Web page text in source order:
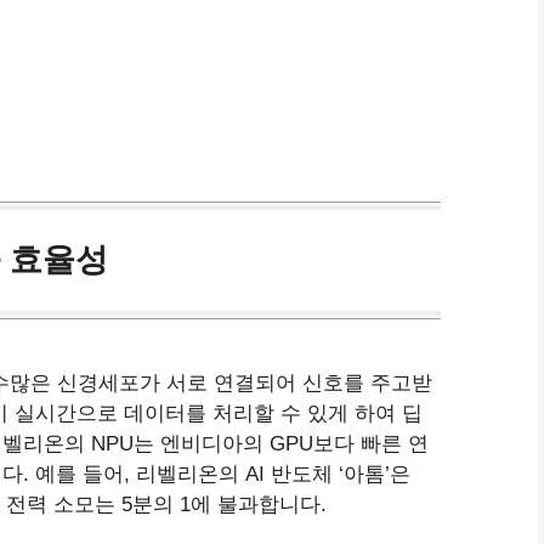
율성
은 신경세포가 서로 연결되어 신호를 주고받
실시간으로 데이터를 처리할 수 있게 하여 딥
리온의 NPU는 엔비디아의 GPU보다 빠른 연
. 예를 들어, 리벨리온의 AI 반도체 ‘아톰’은
력 소모는 5분의 1에 불과합니다.